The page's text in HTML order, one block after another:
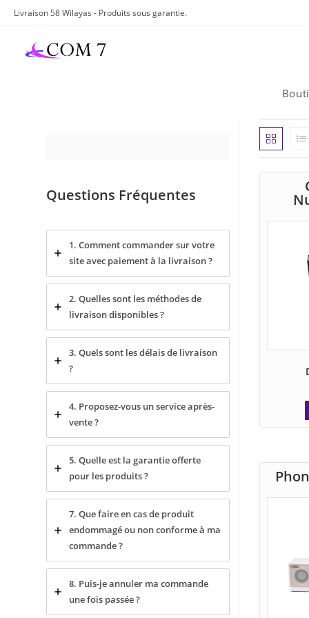
Skip
content
Livraison 58 Wilayas - Produits sous garantie.
Questions Fréquentes
1. Comment commander sur votre
site avec paiement à la livraison ?
2. Quelles sont les méthodes de
livraison disponibles ?
3. Quels sont les délais de livraison
?
4. Proposez-vous un service après-
vente ?
5. Quelle est la garantie offerte
pour les produits ?
7. Que faire en cas de produit
endommagé ou non conforme à ma
commande ?
8. Puis-je annuler ma commande
une fois passée ?